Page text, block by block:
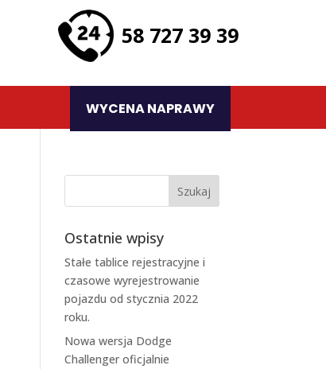
58 727 39 39
WYCENA NAPRAWY
Ostatnie wpisy
Stałe tablice rejestracyjne i
czasowe wyrejestrowanie
pojazdu od stycznia 2022
roku.
Nowa wersja Dodge
Challenger oficjalnie